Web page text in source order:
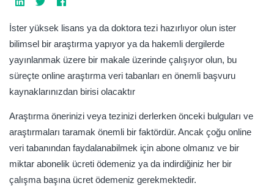
bir bilimsel çalışma sırasında ücretsiz olarak
ScienceOpen, Semantic Scholar, CIA Word Factook,
CORE, Education Resources Information Center.
İster yüksek lisans ya da doktora tezi hazırlıyor olun ister
bilimsel bir araştırma yapıyor ya da hakemli dergilerde
yayınlanmak üzere bir makale üzerinde çalışıyor olun, bu
süreçte online araştırma veri tabanları en önemli başvuru
kaynaklarınızdan birisi olacaktır
Araştırma önerinizi veya tezinizi derlerken önceki bulguları ve
araştırmaları taramak önemli bir faktördür. Ancak çoğu online
veri tabanından faydalanabilmek için abone olmanız ve bir
miktar abonelik ücreti ödemeniz ya da indirdiğiniz her bir
çalışma başına ücret ödemeniz gerekmektedir.